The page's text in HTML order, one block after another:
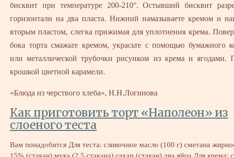
бисквит при температуре 200-210°. Остывший бисквит
горизонтали на два пласта. Нижний намазываете кремом и
вторым пластом, слегка прижимая для уплотнения крема.
бока торта смажьте кремом, украсьте с помощью бумажного
или металлической трубочки рисунком из крема и ягодами.
крошкой цветной карамели.
«Блюда из черствого хлеба», Н.Н.Логинова
Как приготовить торт «Наполеон» из
слоеного теста
Вам понадобится Для теста: сливочное масло (100 г) сметана
15% (стакан) мука (2,5 стакана) сахар (стакан) два яйца Для крема: